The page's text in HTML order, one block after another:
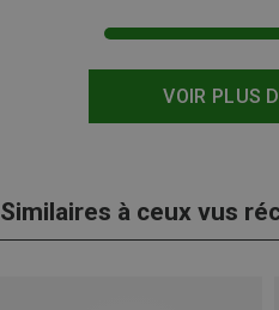
VOIR PLUS
Similaires à ceux vus